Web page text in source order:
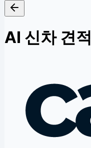
AI 신차 견적